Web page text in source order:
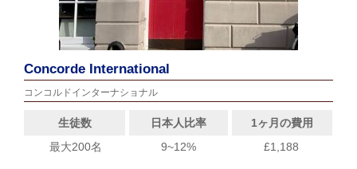
Concorde International
コンコルドインターナショナル
生徒数 日本人比率
1ヶ月の費用
最大200名
9~12% £1,188